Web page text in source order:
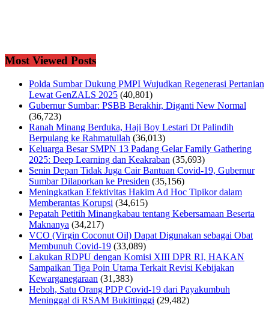
Most Viewed Posts
Polda Sumbar Dukung PMPI Wujudkan Regenerasi Pertanian
Lewat GenZALS 2025 (40,801)
Gubernur Sumbar: PSBB Berakhir, Diganti New Normal
(36,723)
Ranah Minang Berduka, Haji Boy Lestari Dt Palindih
Berpulang ke Rahmatullah (36,013)
Keluarga Besar SMPN 13 Padang Gelar Family Gathering
2025: Deep Learning dan Keakraban (35,693)
Senin Depan Tidak Juga Cair Bantuan Covid-19, Gubernur
Sumbar Dilaporkan ke Presiden (35,156)
Meningkatkan Efektivitas Hakim Ad Hoc Tipikor dalam
Memberantas Korupsi (34,615)
Pepatah Petitih Minangkabau tentang Kebersamaan Beserta
Maknanya (34,217)
VCO (Virgin Coconut Oil) Dapat Digunakan sebagai Obat
Membunuh Covid-19 (33,089)
Lakukan RDPU dengan Komisi XIII DPR RI, HAKAN
Sampaikan Tiga Poin Utama Terkait Revisi Kebijakan
Kewarganegaraan (31,383)
Heboh, Satu Orang PDP Covid-19 dari Payakumbuh
Meninggal di RSAM Bukittinggi (29,482)